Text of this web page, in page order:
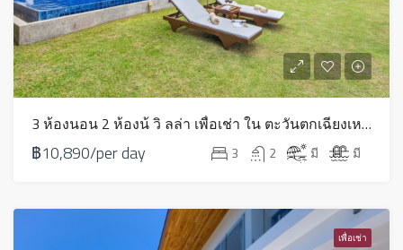
3 ห้องนอน 2 ห้องน้ วิ ลล่า เพื่อเช่า ใน ตะวันตกเฉียงเหนือ – HV0245
฿10,890/per day 3 2 มี มี
เพื่อเช่า